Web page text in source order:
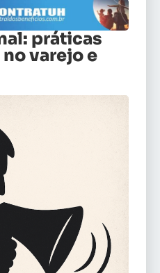
práticas
varejo e